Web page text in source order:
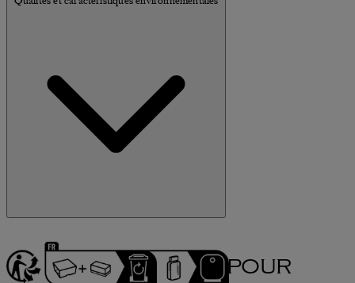
Set Découverte pour